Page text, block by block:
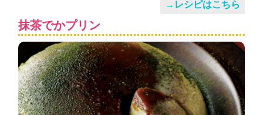
→レシピはこちら
抹茶でかプリン